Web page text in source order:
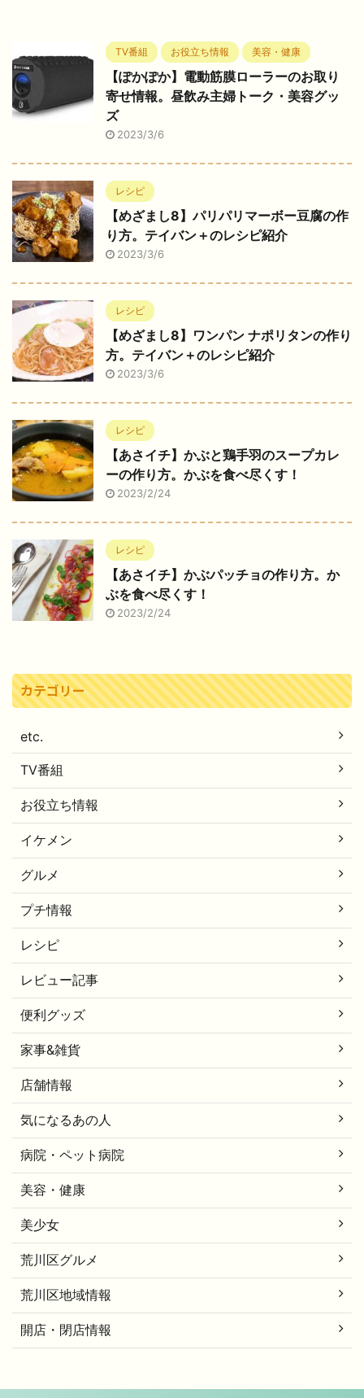
TV番組 お役立ち情報 美容・健康
【ぽかぽか】電動筋膜ローラーのお取り
寄せ情報。昼飲み主婦トーク・美容グッ
ズ
2023/3/6
レシピ
【めざまし8】パリパリマーボー豆腐の作
り方。テイバン＋のレシピ紹介
2023/3/6
レシピ
【めざまし8】ワンパン ナポリタンの作り
方。テイバン＋のレシピ紹介
2023/3/6
レシピ
【あさイチ】かぶと鶏手羽のスープカレ
ーの作り方。かぶを食べ尽くす！
2023/2/24
レシピ
【あさイチ】かぶパッチョの作り方。か
ぶを食べ尽くす！
2023/2/24
カテゴリー
etc.
TV番組
お役立ち情報
イケメン
グルメ
プチ情報
レシピ
レビュー記事
便利グッズ
家事&雑貨
店舗情報
気になるあの人
病院・ペット病院
美容・健康
美少女
荒川区グルメ
荒川区地域情報
開店・閉店情報